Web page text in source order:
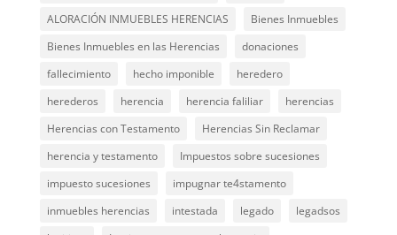
ALORACIÓN INMUEBLES HERENCIAS
Bienes Inmuebles
Bienes Inmuebles en las Herencias
donaciones
fallecimiento
hecho imponible
heredero
herederos
herencia herencia faliliar
herencias
Herencias con Testamento
Herencias Sin Reclamar
herencia y testamento
Impuestos sobre sucesiones
impuesto sucesiones
impugnar te4stamento
inmuebles herencias
intestada legado
legadsos